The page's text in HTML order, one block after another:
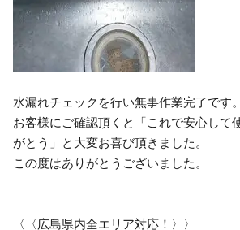
水漏れチェックを行い無事作業完了です。
お客様にご確認頂くと「これで安心して
がとう」と大変お喜び頂きました。
この度はありがとうございました。
〈〈広島県内全エリア対応！〉〉